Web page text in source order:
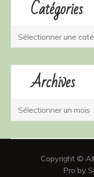
Catégories
Catégories
Archives
Archives
Copyright ©
Pro by